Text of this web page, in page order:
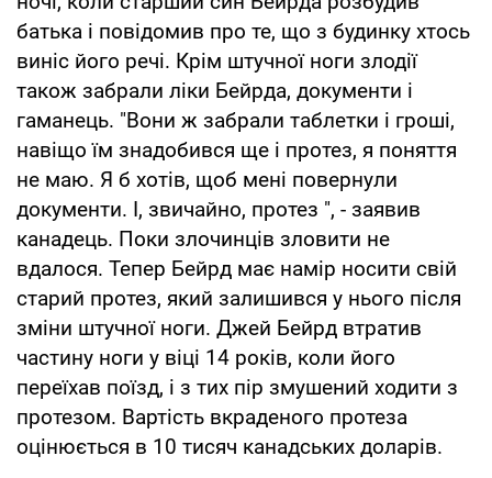
батька і повідомив про те, що з будинку хтось
виніс його речі. Крім штучної ноги злодії
також забрали ліки Бейрда, документи і
гаманець. "Вони ж забрали таблетки і гроші,
навіщо їм знадобився ще і протез, я поняття
не маю. Я б хотів, щоб мені повернули
документи. І, звичайно, протез ", - заявив
канадець. Поки злочинців зловити не
вдалося. Тепер Бейрд має намір носити свій
старий протез, який залишився у нього після
зміни штучної ноги. Джей Бейрд втратив
частину ноги у віці 14 років, коли його
переїхав поїзд, і з тих пір змушений ходити з
протезом. Вартість вкраденого протеза
оцінюється в 10 тисяч канадських доларів.